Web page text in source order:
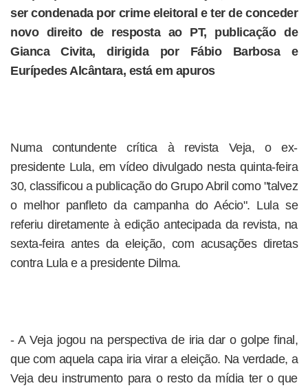
ser condenada por crime eleitoral e ter de conceder
novo direito de resposta ao PT, publicação de
Gianca Civita, dirigida por Fábio Barbosa e
Eurípedes Alcântara, está em apuros
Numa contundente crítica à revista Veja, o ex-
presidente Lula, em vídeo divulgado nesta quinta-feira
30, classificou a publicação do Grupo Abril como "talvez
o melhor panfleto da campanha do Aécio". Lula se
referiu diretamente à edição antecipada da revista, na
sexta-feira antes da eleição, com acusações diretas
contra Lula e a presidente Dilma.
- A Veja jogou na perspectiva de iria dar o golpe final,
que com aquela capa iria virar a eleição. Na verdade, a
Veja deu instrumento para o resto da mídia ter o que